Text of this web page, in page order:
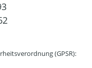
(GPSR):